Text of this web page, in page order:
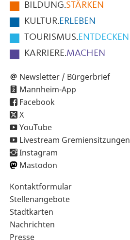
SeiteBILDUNG.STÄRKEN
KULTUR.ERLEBEN
TOURISMUS.ENTDECKEN
KARRIERE.MACHEN
Newsletter / Bürgerbrief
Mannheim-App
Facebook
X
YouTube
Livestream Gremiensitzungen
Instagram
Mastodon
Sekundärnavigation
im
Fußbereich
Kontaktformular
Stellenangebote
Stadtkarten
Nachrichten
Presse